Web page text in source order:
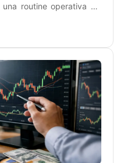
routine operativa sui